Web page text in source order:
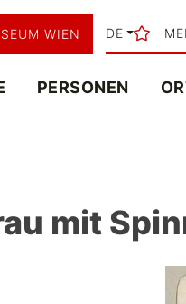
WIEN DE
PERSONEN
mit